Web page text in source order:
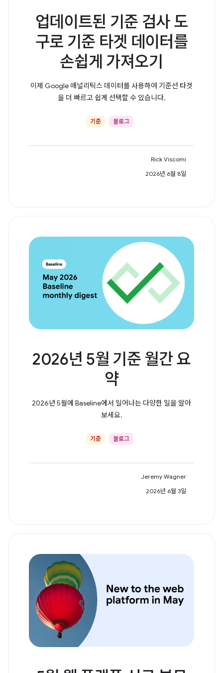
업데이트된 기준 검사 도
구로 기준 타겟 데이터를
손쉽게 가져오기
이제 Google 애널리틱스 데이터를 사용하여 기준선 타겟
을 더 빠르고 쉽게 선택할 수 있습니다.
기준 블로그
Rick Viscomi
2026년 6월 8일
2026년 5월 기준 월간 요
약
2026년 5월에 Baseline에서 일어나는 다양한 일을 알아
보세요.
기준 블로그
Jeremy Wagner
2026년 6월 3일